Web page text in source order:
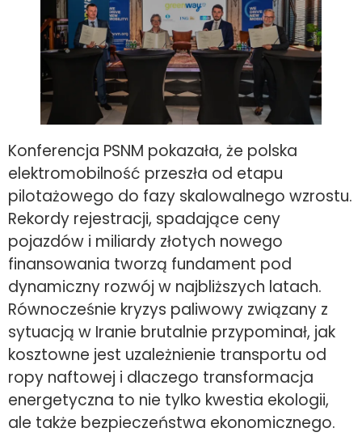
Konferencja PSNM pokazała, że polska
elektromobilność przeszła od etapu
pilotażowego do fazy skalowalnego wzrostu.
Rekordy rejestracji, spadające ceny
pojazdów i miliardy złotych nowego
finansowania tworzą fundament pod
dynamiczny rozwój w najbliższych latach.
Równocześnie kryzys paliwowy związany z
sytuacją w Iranie brutalnie przypominał, jak
kosztowne jest uzależnienie transportu od
ropy naftowej i dlaczego transformacja
energetyczna to nie tylko kwestia ekologii,
ale także bezpieczeństwa ekonomicznego.